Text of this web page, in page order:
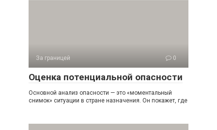
За границей 0
Оценка потенциальной опасности
Основной анализ опасности — это «моментальный
снимок» ситуации в стране назначения. Он покажет, где